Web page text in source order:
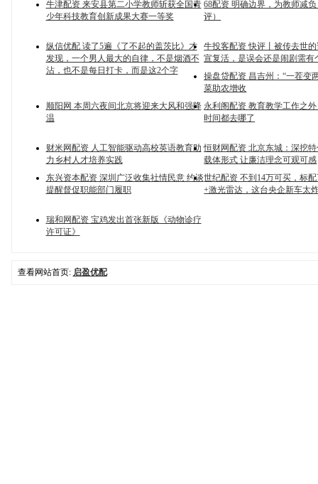
牛津配资 来安县第二小学教师斩获全国青
少年科技教育创新成果大赛一等奖
68配资 明确边界，为教师减
评）
纵信优配 读了5遍《了不起的盖茨比》才
发现，一个男人最大的自律，不是烟酒不
沾，也不是每日打卡，而是这2个字
牛投客配资 快评丨被传去世
宣复活，是误会还是闹剧需有
操盘贷配资 昌吉州：“一茬变
菜助农增收
顺阳网 本周六夜间北京将迎来大风和强降
温
永利阁配资 教育教学工作之
时间都去哪了
财米网配资 人工智能驱动高校英语教育助
力乡村人才培养实践
恒财网配资 北京东城：深挖
载体形式 让廉洁理念可观可感
东兴资本配资 深圳广泛收集社情民意 约谈
提醒督促职能部门履职
世纪配资 不到14万可买，标
+激光雷达，这台央企新车太
瑞和网配资 宝鸡发出首张新版《动物诊疗
许可证》
查看网站首页: 启盈优配